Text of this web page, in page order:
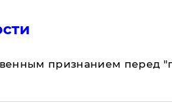
признанием перед